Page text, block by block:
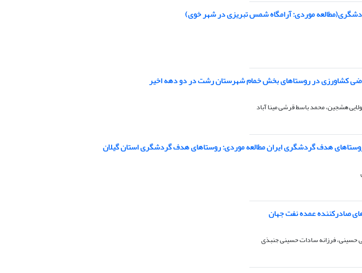
موردی: آرامگاه شمس تبریزی در شهر خوی)
کشاورزی در روستاهای بخش خمام شهرستان رشت در دو دهه اخیر
هشجین، محمد باسط قرشی مینا آباد‏‏
هدف گردشگری ایران مطالعه موردی: روستاهای هدف گردشگری استان گیلان
صادرکننده عمده نفت جهان
فرزانه سادات حسینی جنبذی